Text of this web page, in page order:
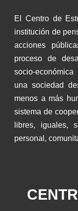
El Centro de
institución de
acciones
proceso de
socio-
una sociedad
menos a más
sistema de
libres, iguales,
personal,